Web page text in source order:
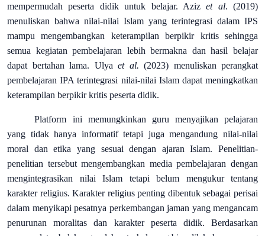
mempermudah peserta didik untuk belajar. Azizet al. (2019)
menuliskan bahwa nilai-nilai Islam yang terintegrasi dalam IPS
mampu mengembangkan keterampilan berpikir kritis sehingga
semua kegiatan pembelajaran lebih bermakna dan hasil belajar
dapat bertahan lama. Ulya et al. (2023) menuliskan perangkat
pembelajaran IPA terintegrasi nilai-nilai Islam dapat meningkatkan
keterampilan berpikir kritis peserta didik.
Platform ini memungkinkan guru menyajikan pelajaran
yang tidak hanya informatif tetapi juga mengandung nilai-nilai
moral dan etika yang sesuai dengan ajaran Islam. Penelitian-
penelitian tersebut mengembangkan media pembelajaran dengan
mengintegrasikan nilai Islam tetapi belum mengukur tentang
karakter religius. Karakter religius penting dibentuk sebagai perisai
dalam menyikapi pesatnya perkembangan jaman yang mengancam
penurunan moralitas dan karakter peserta didik. Berdasarkan